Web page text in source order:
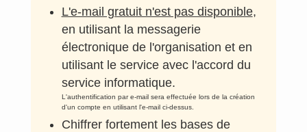
L'e-mail gratuit n'est pas disponible,
en utilisant la messagerie
électronique de l'organisation et en
utilisant le service avec l'accord du
service informatique.
L'authentification par e-mail sera effectuée lors de la création
d'un compte en utilisant l'e-mail ci-dessus.
Chiffrer fortement les bases de